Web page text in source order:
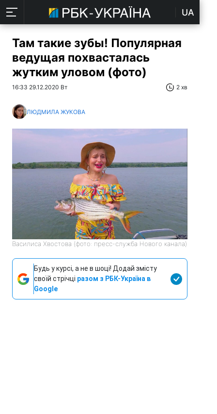
UA
Там такие зубы! Популярная
ведущая похвасталась
жутким уловом (фото)
16:33 29.12.2020 Вт 2 хв
ЛЮДМИЛА ЖУКОВА
Василиса Хвостова (фото: пресс-служба Нового канала)
Будь у курсі, а не в шоці! Додай змісту
своїй стрічці разом з РБК-Україна в
Google